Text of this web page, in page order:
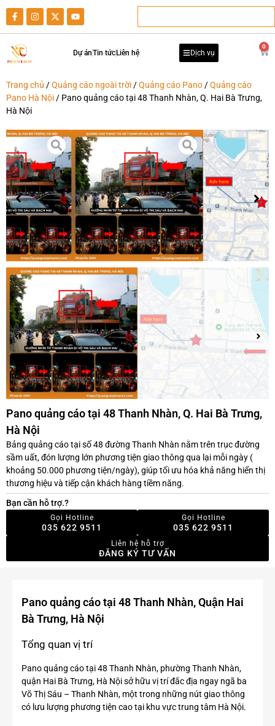
Dự ánTin tức Liên hệ Dịch vụ
0
Trang chủ /Quảng cáo ngoài trời /Quảng cáo Pano /Quảng cáo
Pano Hà Nội / Pano quảng cáo tại 48 Thanh Nhàn, Q. Hai Bà Trưng,
Hà Nội
Pano quảng cáo tại 48 Thanh Nhàn, Q. Hai Bà Trưng,
Hà Nội
Bảng quảng cáo tại số 48 đường Thanh Nhàn nằm trên trục đường
sầm uất, đón lượng lớn phương tiện giao thông qua lại mỗi ngày (
khoảng 50.000 phương tiện/ngày), giúp tối ưu hóa khả năng hiển thị
thương hiệu và tiếp cận khách hàng tiềm năng.
Bạn cần hỗ trợ.?
Gọi Hotline
035 622 9511
Gọi Hotline
035 622 9511
Liên hệ hỗ trợ
ĐĂNG KÝ TƯ VẤN
Pano quảng cáo tại 48 Thanh Nhàn, Quận Hai
Bà Trưng, Hà Nội
Tổng quan vị trí
Pano quảng cáo tại 48 Thanh Nhàn, phường Thanh Nhàn,
quận Hai Bà Trưng, Hà Nội sở hữu vị trí đắc địa ngay ngã ba
Võ Thị Sáu – Thanh Nhàn, một trong những nút giao thông
có lưu lượng phương tiện cao tại khu vực trung tâm Hà Nội.